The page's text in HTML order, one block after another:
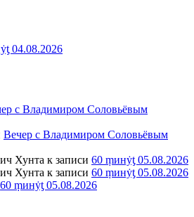
04.08.2026
с Владимиром Соловьёвым
Вечер с Владимиром Соловьёвым
Хунта к записи 60 ṃинẏƫ 05.08.2026
Хунта к записи 60 ṃинẏƫ 05.08.2026
60 ṃинẏƫ 05.08.2026